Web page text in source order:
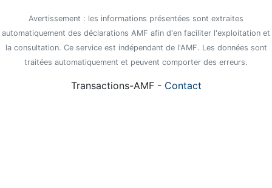
Avertissement : les informations présentées sont extraites
automatiquement des déclarations AMF afin d'en faciliter l'exploitation et
la consultation. Ce service est indépendant de l'AMF. Les données sont
traitées automatiquement et peuvent comporter des erreurs.
Transactions-AMF - Contact